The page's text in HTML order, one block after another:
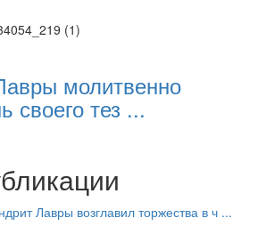
молитвенно
своего тез ...
Лавры возглавил торжества в ч ...